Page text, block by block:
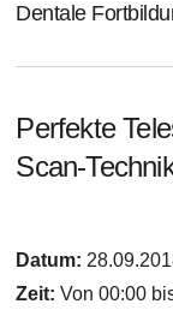
Dentale
Perfekte
Scan-
Datum:
Zeit: Von 00:00